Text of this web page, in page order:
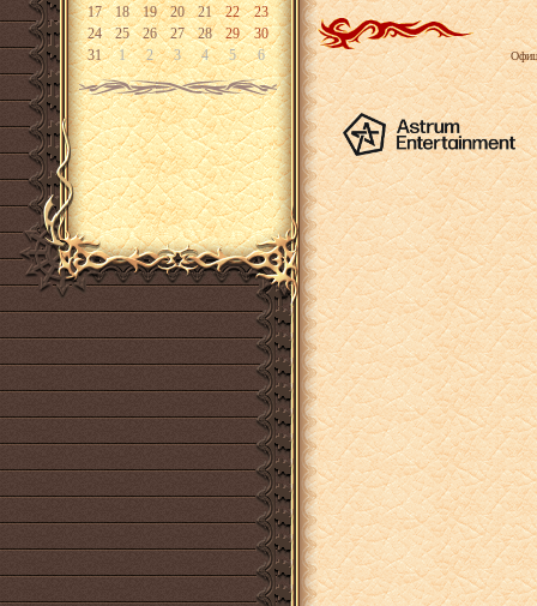
17
18 19 20 21 22
23
24
25 26 27 28 29
30
31
1 2 3 4 5 6